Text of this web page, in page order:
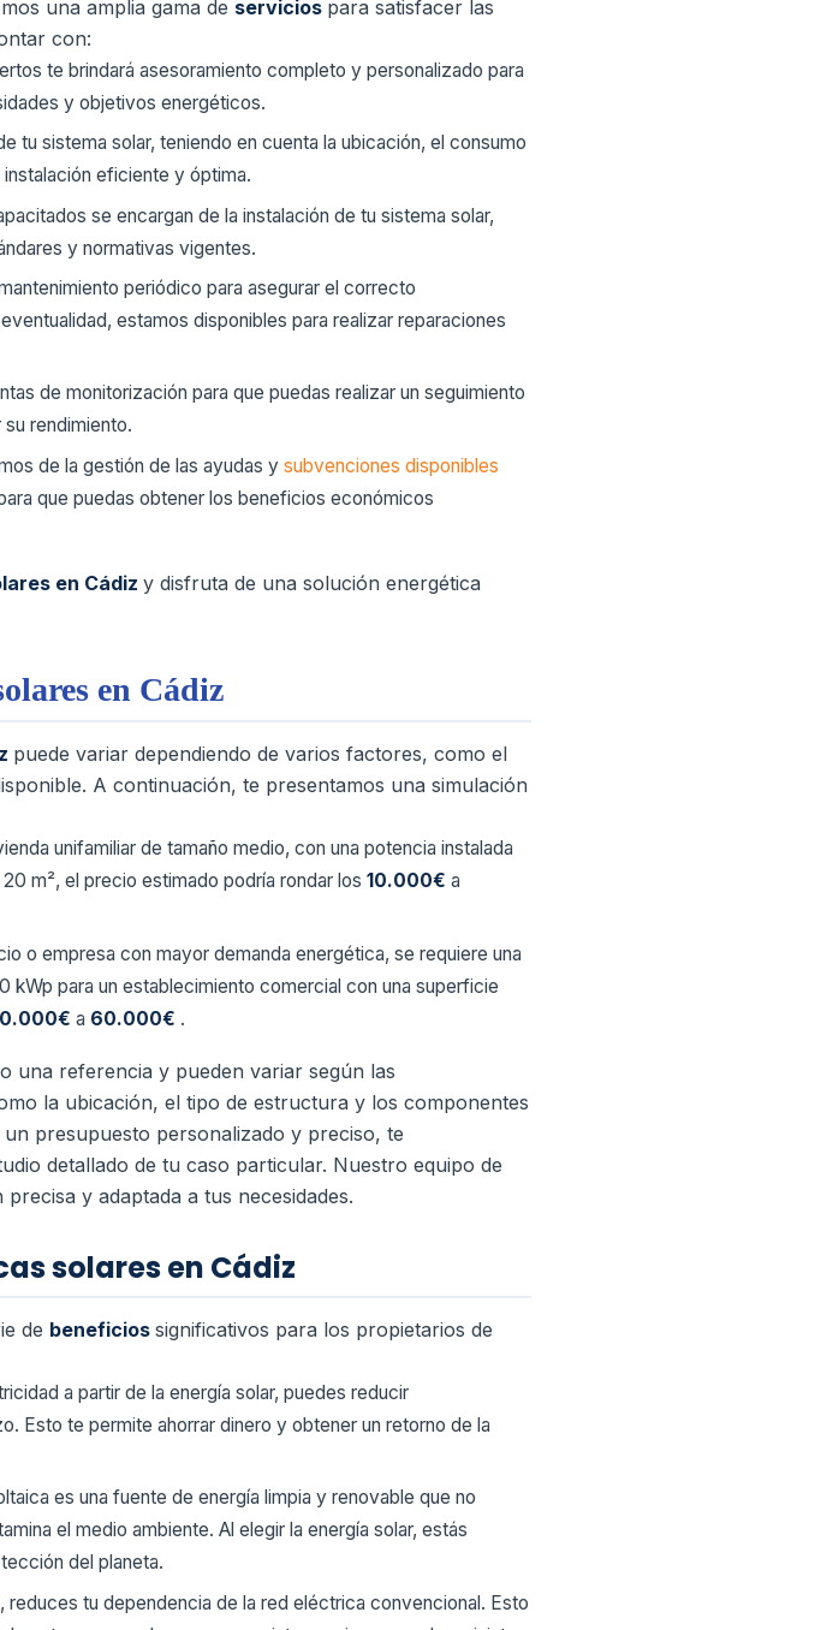
una amplia gama de servicios para satisfacer las
con:
te brindará asesoramiento completo y personalizado para
y objetivos energéticos.
tu sistema solar, teniendo en cuenta la ubicación, el consumo
eficiente y óptima.
se encargan de la instalación de tu sistema solar,
y normativas vigentes.
periódico para asegurar el correcto
estamos disponibles para realizar reparaciones
de monitorización para que puedas realizar un seguimiento
rendimiento.
de la gestión de las ayudas y subvenciones disponibles
que puedas obtener los beneficios económicos
en Cádiz y disfruta de una solución energética
en Cádiz
puede variar dependiendo de varios factores, como el
A continuación, te presentamos una simulación
unifamiliar de tamaño medio, con una potencia instalada
m², el precio estimado podría rondar los 10.000€ a
o empresa con mayor demanda energética, se requiere una
kWp para un establecimiento comercial con una superficie
a 60.000€ .
una referencia y pueden variar según las
la ubicación, el tipo de estructura y los componentes
presupuesto personalizado y preciso, te
detallado de tu caso particular. Nuestro equipo de
y adaptada a tus necesidades.
solares en Cádiz
de beneficios significativos para los propietarios de
a partir de la energía solar, puedes reducir
Esto te permite ahorrar dinero y obtener un retorno de la
es una fuente de energía limpia y renovable que no
el medio ambiente. Al elegir la energía solar, estás
del planeta.
reduces tu dependencia de la red eléctrica convencional. Esto